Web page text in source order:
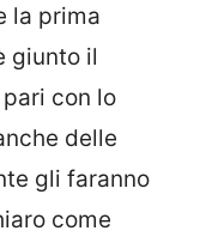
la prima
giunto il
con lo
delle
gli faranno
come